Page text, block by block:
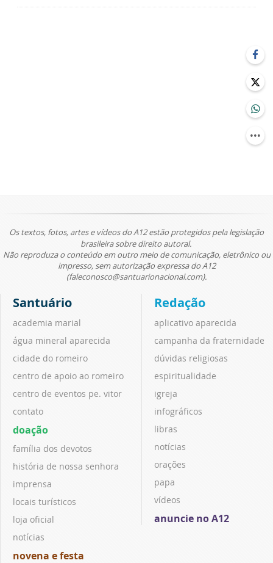
Os textos, fotos, artes e vídeos do A12 estão protegidos pela legislação
brasileira sobre direito autoral.
Não reproduza o conteúdo em outro meio de comunicação, eletrônico ou
impresso, sem autorização expressa do A12
(faleconosco@santuarionacional.com).
Santuário
academia marial
água mineral aparecida
cidade do romeiro
centro de apoio ao romeiro
centro de eventos pe. vitor
contato
doação
família dos devotos
história de nossa senhora
imprensa
locais turísticos
loja oficial
notícias
novena e festa
Redação
aplicativo aparecida
campanha da fraternidade
dúvidas religiosas
espiritualidade
igreja
infográficos
libras
notícias
orações
papa
vídeos
anuncie no A12